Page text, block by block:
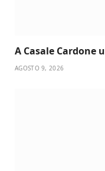
A Casale Cardone
AGOSTO 9, 2026